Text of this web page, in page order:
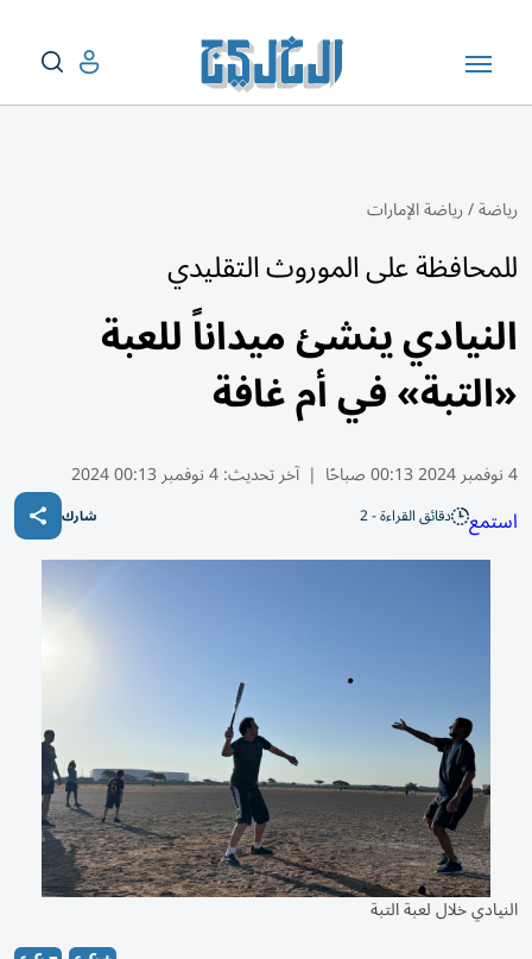
رياضة/رياضة الإمارات
للمحافظة على الموروث التقليدي
النيادي ينشئ ميداناً للعبة
«التبة» في أم غافة
4 نوفمبر 2024 00:13 صباحًا | آخر تحديث:4 نوفمبر 00:13 2024
استمع دقائق القراءة - 2 شارك
النيادي خلال لعبة التبة